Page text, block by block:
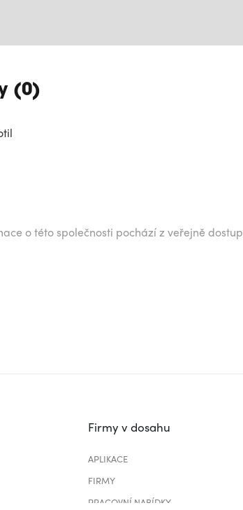
(0)
o této společnosti pochází z veřejně
Firmy v dosahu
APLIKACE
FIRMY
PRACOVNÍ NABÍDKY